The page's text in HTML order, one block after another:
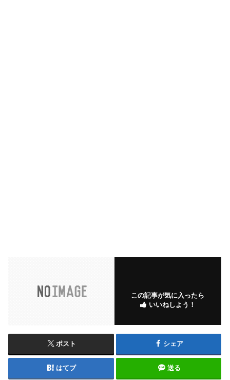
この記事が気に入ったら
いいねしよう！
ポスト シェア
はてブ 送る